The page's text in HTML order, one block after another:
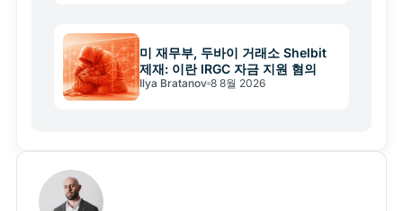
미 재무부, 두바이 거래소 Shelbit
제재: 이란 IRGC 자금 지원 혐의
Ilya Bratanov 8 8월 2026